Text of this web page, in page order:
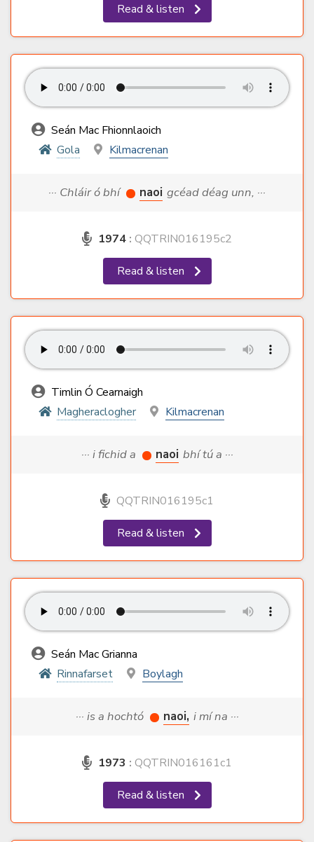
Read & listen
Seán Mac Fhionnlaoich
Gola
Kilmacrenan
··· Chláir ó bhí naoi gcéad déag unn, ···
1974 : QQTRIN016195c2
Read & listen
Timlin Ó Cearnaigh
Magheraclogher
Kilmacrenan
··· i fichid a naoi bhí tú a ···
QQTRIN016195c1
Read & listen
Seán Mac Grianna
Rinnafarset
Boylagh
··· is a hochtó naoi, i mí na ···
1973 : QQTRIN016161c1
Read & listen